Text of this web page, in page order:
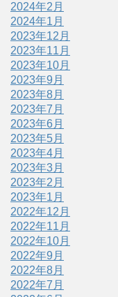
2024年2月
2024年1月
2023年12月
2023年11月
2023年10月
2023年9月
2023年8月
2023年7月
2023年6月
2023年5月
2023年4月
2023年3月
2023年2月
2023年1月
2022年12月
2022年11月
2022年10月
2022年9月
2022年8月
2022年7月